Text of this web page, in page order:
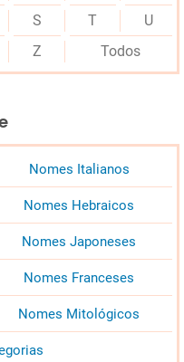
S T
U
Z Todos
Nomes Italianos
Nomes Hebraicos
Nomes Japoneses
Nomes Franceses
Nomes Mitológicos